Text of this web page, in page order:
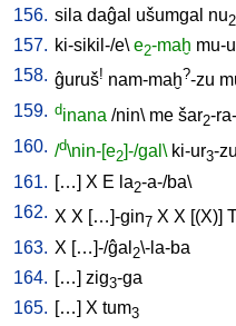
156. sila daĝal ušumgal nu2
157. ki-sikil-/e\ e2-maḫ mu-
158. ĝuruš! nam-maḫ?-zu
159. dinana /nin\ me šar2-
160. /d\nin-[e2]-/gal\ ki-ur3-zu
161. […] X E la2-a-/ba\
162. X X […]-gin7 X X [(X)]
163. X […]-/ĝal 2\-la-ba
164. […] zig3-ga
165. […] X tum3